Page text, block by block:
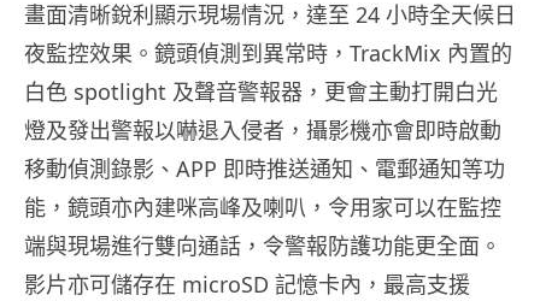
畫面清晰銳利顯示現場情況，達至 24 小時全天候日
夜監控效果。鏡頭偵測到異常時，TrackMix 內置的
白色 spotlight 及聲音警報器，更會主動打開白光
燈及發出警報以嚇退入侵者，攝影機亦會即時啟動
移動偵測錄影、APP 即時推送通知、電郵通知等功
能，鏡頭亦內建咪高峰及喇叭，令用家可以在監控
端與現場進行雙向通話，令警報防護功能更全面。
影片亦可儲存在 microSD 記憶卡內，最高支援